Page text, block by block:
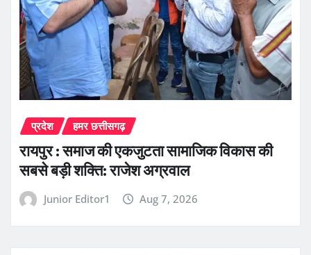
प्रदेश हमर छत्तीसगढ़
रायपुर : समाज की एकजुटता सामाजिक विकास की
सबसे बड़ी शक्ति: राजेश अग्रवाल
Junior Editor1 Aug 7, 2026